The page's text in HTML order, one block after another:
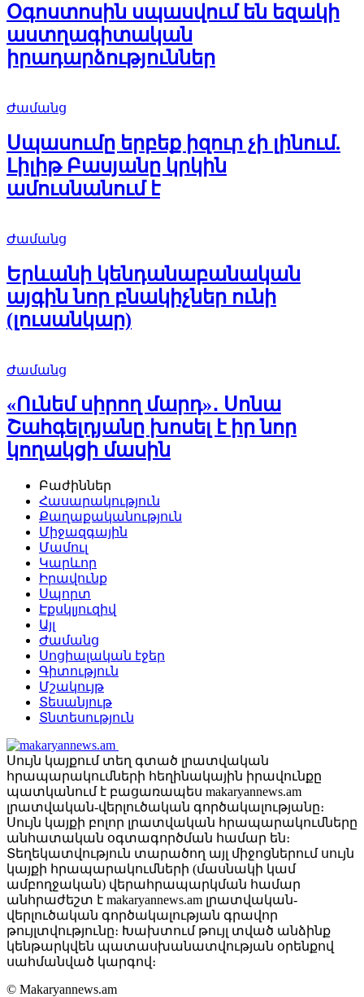
Օգոստոսին սպասվում են եզակի
աստղագիտական
իրադարձություններ
Ժամանց
Սպասումը երբեք իզուր չի լինում.
Լիլիթ Բասյանը կրկին
ամուսնանում է
Ժամանց
Երևանի կենդանաբանական
այգին նոր բնակիչներ ունի
(լուսանկար)
Ժամանց
«Ունեմ սիրող մարդ»․ Սոնա
Շահգելդյանը խոսել է իր նոր
կողակցի մասին
Բաժիններ
Հասարակություն
Քաղաքականություն
Միջազգային
Մամուլ
Կարևոր
Իրավունք
Սպորտ
Էքսկլյուզիվ
Այլ
Ժամանց
Սոցիալական էջեր
Գիտություն
Մշակույթ
Տեսանյութ
Տնտեսություն
Սույն կայքում տեղ գտած լրատվական
հրապարակումների հեղինակային իրավունքը
պատկանում է բացառապես makaryannews.am
լրատվական-վերլուծական գործակալությանը։
Սույն կայքի բոլոր լրատվական հրապարակումները
անհատական օգտագործման համար են։
Տեղեկատվություն տարածող այլ միջոցներում սույն
կայքի հրապարակումների (մասնակի կամ
ամբողջական) վերահրապարկման համար
անհրաժեշտ է makaryannews.am լրատվական-
վերլուծական գործակալության գրավոր
թույլտվությունը։ Խախտում թույլ տված անձինք
կենթարկվեն պատասխանատվության օրենքով
սահմանված կարգով։
© Makaryannews.am